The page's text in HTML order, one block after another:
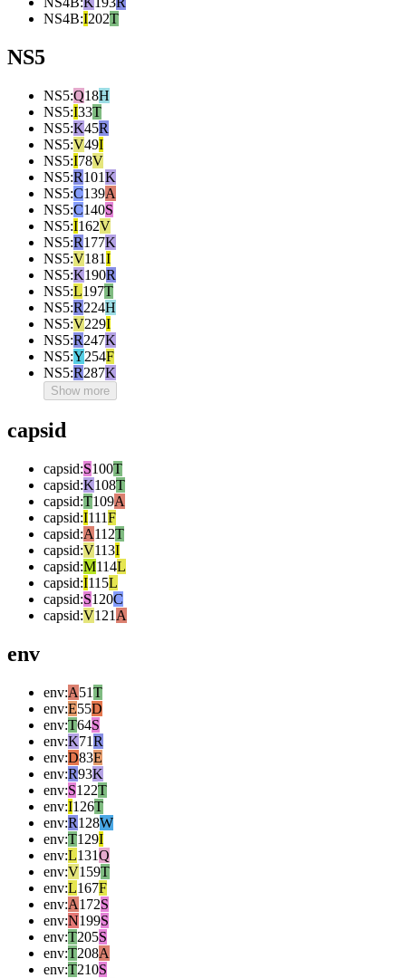
NS4B:I202T
NS5
NS5:Q18H
NS5:I33T
NS5:K45R
NS5:V49I
NS5:I78V
NS5:R101K
NS5:C139A
NS5:C140S
NS5:I162V
NS5:R177K
NS5:V181I
NS5:K190R
NS5:L197T
NS5:R224H
NS5:V229I
NS5:R247K
NS5:Y254F
NS5:R287K
Show more
capsid
capsid:S100T
capsid:K108T
capsid:T109A
capsid:I111F
capsid:A112T
capsid:V113I
capsid:M114L
capsid:I115L
capsid:S120C
capsid:V121 A
env
env:A51T
env:E55D
env:T64S
env:K71R
env:D83E
env:R93K
env:S122T
env:I126T
env:R128W
env:T129I
env:L131Q
env:V159T
env:L167F
env:A172S
env:N199S
env:T205S
env:T208A
env:T210S